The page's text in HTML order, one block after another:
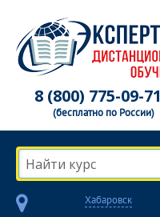
8 (800) 775-09-71
(бесплатно по России)
Найти курс
Хабаровск